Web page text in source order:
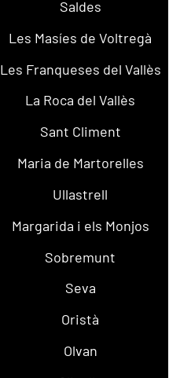
Saldes
Les Masíes de Voltregà
Les Franqueses del Vallès
La Roca del Vallès
Sant Climent
Maria de Martorelles
Ullastrell
Margarida i els Monjos
Sobremunt
Seva
Oristà
Olvan